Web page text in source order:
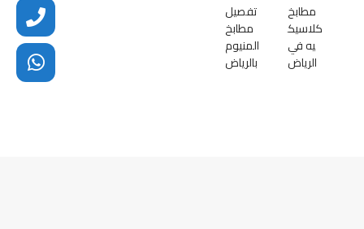
مطابخ
كلاسيك
يه في
الرياض
تفصيل
مطابخ
المنيوم
بالرياض